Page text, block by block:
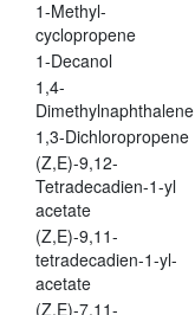
1-Methyl-
cyclopropene
1-Decanol
1,4-
Dimethylnaphthalene
1,3-Dichloropropene
(Z,E)-9,12-
Tetradecadien-1-yl
acetate
(Z,E)-9,11-
tetradecadien-1-yl-
acetate
(Z,E)-7,11-